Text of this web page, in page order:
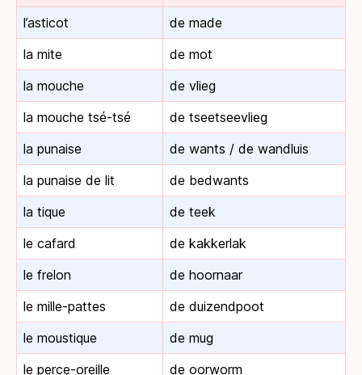
l’asticot
de made
la mite
de mot
la mouche
de vlieg
la mouche tsé-tsé
de tseetseevlieg
la punaise
de wants / de wandluis
la punaise de lit
de bedwants
la tique
de teek
le cafard
de kakkerlak
le frelon
de hoornaar
le mille-pattes
de duizendpoot
le moustique
de mug
le perce-oreille
de oorworm